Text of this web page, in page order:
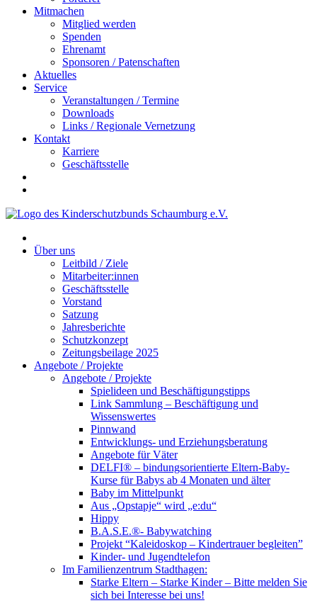
Mitmachen
Mitglied werden
Spenden
Ehrenamt
Sponsoren / Patenschaften
Aktuelles
Service
Veranstaltungen / Termine
Downloads
Links / Regionale Vernetzung
Kontakt
Karriere
Geschäftsstelle
Über uns
Leitbild / Ziele
Mitarbeiter:innen
Geschäftsstelle
Vorstand
Satzung
Jahresberichte
Schutzkonzept
Zeitungsbeilage 2025
Angebote / Projekte
Angebote / Projekte
Spielideen und Beschäftigungstipps
Link Sammlung – Beschäftigung und
Wissenswertes
Pinnwand
Entwicklungs- und Erziehungsberatung
Angebote für Väter
DELFI® – bindungsorientierte Eltern-Baby-
Kurse für Babys ab 4 Monaten und älter
Baby im Mittelpunkt
Aus „Opstapje“ wird „e:du“
Hippy
B.A.S.E.®- Babywatching
Projekt “Kaleidoskop – Kindertrauer begleiten”
Kinder- und Jugendtelefon
Im Familienzentrum Stadthagen:
Starke Eltern – Starke Kinder – Bitte melden Sie
sich bei Interesse bei uns!